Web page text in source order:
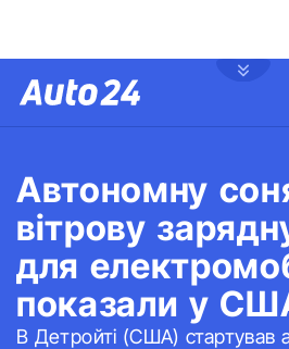
Автономну
вітрову
для
показали у
В Детройті (США) стартував